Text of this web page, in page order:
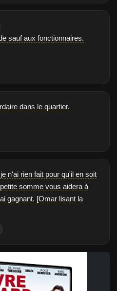
sauf aux fonctionnaires.
dans le quartier.
n'ai rien fait pour qu'il en soit
somme vous aidera à
gagnant. [Omar lisant la